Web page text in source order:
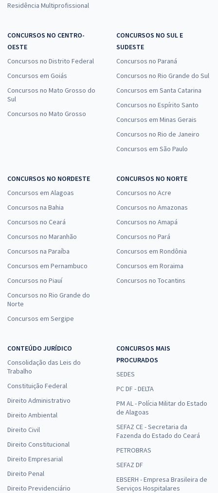
Residência Multiprofissional
CONCURSOS NO CENTRO-
OESTE
Concursos no Distrito Federal
Concursos em Goiás
Concursos no Mato Grosso do
Sul
Concursos no Mato Grosso
CONCURSOS NO SUL E
SUDESTE
Concursos no Paraná
Concursos no Rio Grande do Sul
Concursos em Santa Catarina
Concursos no Espírito Santo
Concursos em Minas Gerais
Concursos no Rio de Janeiro
Concursos em São Paulo
CONCURSOS NO NORDESTE
Concursos em Alagoas
Concursos na Bahia
Concursos no Ceará
Concursos no Maranhão
Concursos na Paraíba
Concursos em Pernambuco
Concursos no Piauí
Concursos no Rio Grande do
Norte
Concursos em Sergipe
CONCURSOS NO NORTE
Concursos no Acre
Concursos no Amazonas
Concursos no Amapá
Concursos no Pará
Concursos em Rondônia
Concursos em Roraima
Concursos no Tocantins
CONTEÚDO JURÍDICO
Consolidação das Leis do
Trabalho
Constituição Federal
Direito Administrativo
Direito Ambiental
Direito Civil
Direito Constitucional
Direito Empresarial
Direito Penal
Direito Previdenciário
CONCURSOS MAIS
PROCURADOS
SEDES
PC DF - DELTA
PM AL - Polícia Militar do Estado
de Alagoas
SEFAZ CE - Secretaria da
Fazenda do Estado do Ceará
PETROBRAS
SEFAZ DF
EBSERH - Empresa Brasileira de
Serviços Hospitalares